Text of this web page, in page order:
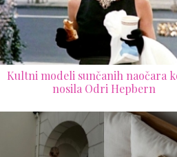
Kultni modeli sunčanih naočara
nosila Odri Hepbern